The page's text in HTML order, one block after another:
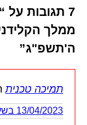
ממלך
ה'תשפ"ג”
תמיכה טכנית
13/04/2023 בשעה 14:04:28